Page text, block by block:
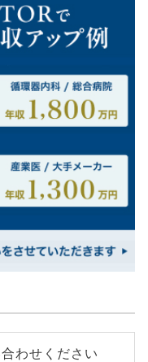
わせください